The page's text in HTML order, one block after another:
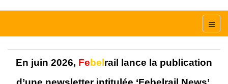
En juin 2026, Fe bel rail lance la publication